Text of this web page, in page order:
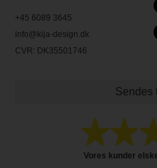
+45 6089 3645
info@kija-design.dk
CVR: DK35501746
Sendes
Vores kunder